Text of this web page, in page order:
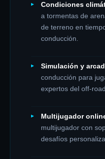
Condiciones
a tormentas de
de terreno en
conducción.
Simulación y
conducción para
expertos del off-road.
Multijugador
multijugador con
desafíos